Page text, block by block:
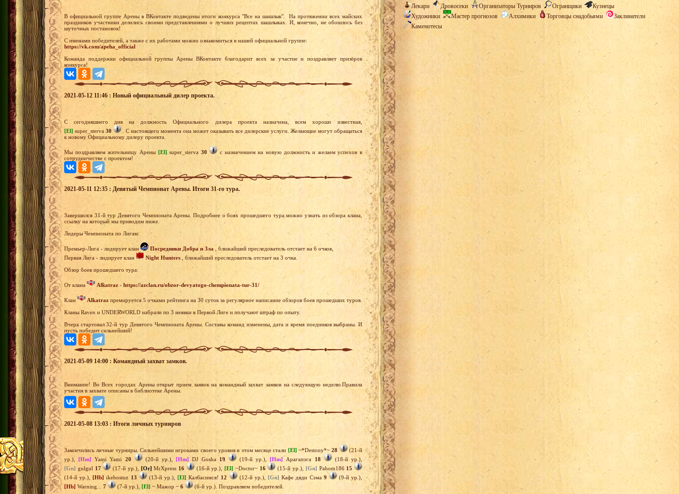
В официальной группе Арены в ВКонтакте подведены итоги конкурса "Все на шашлык". На протяжении всех майских
праздников участники делились своими представлениями о лучших рецептах шашлыках. И, конечно, не обошлось без
шуточных постановок!
С именами победителей, а также с их работами можно ознакомиться в нашей официальной группе:
https://vk.com/apeha_official
Команда поддержки официальной группы Арены ВКонтакте благодарит всех за участие и поздравляет призёров
конкурса!
2021-05-12 11:46 : Новый официальный дилер проекта.
С сегодняшнего дня на должность Официального дилера проекта назначена, всем хорошо известная,
[El] super_sterva 30
. С настоящего момента она может оказывать все дилерские услуги. Желающие могут обращаться
к новому Официальному дилеру проекта.
Мы поздравляем жительницу Арены [El] super_sterva 30
с назначением на новую должность и желаем успехов в
сотрудничестве с проектом!
2021-05-11 12:35 : Девятый Чемпионат Арены. Итоги 31-го тура.
Завершился 31-й тур Девятого Чемпионата Арены. Подробнее о боях прошедшего тура можно узнать из обзора клана,
ссылку на который мы приводим ниже.
Лидеры Чемпионата по Лигам:
Премьер-Лига - лидирует клан Посредники Добра и Зла , ближайший преследователь отстает на 6 очков,
Первая Лига - лидирует клан
Night Hunters , ближайший преследователь отстает на 3 очка.
Обзор боев прошедшего тура:
От клана Alkatraz - https://azclan.ru/obzor-devyatogo-chempionata-tur-31/
Клан Alkatraz премируется 5 очками рейтинга на 30 суток за регулярное написание обзоров боев прошедших туров.
Кланы Raven и UNDERWORLD набрали по 3 неявки в Первой Лиге и получают штраф по опыту.
Вчера стартовал 32-й тур Девятого Чемпионата Арены. Составы команд изменены, дата и время поединков выбраны. И
пусть победит сильнейший!
2021-05-09 14:00 : Командный захват замков.
Внимание! Во Всех городах Арены открыт прием заявок на командный захват замков на следующую неделю.Правила
участия в захвате описаны в библиотеке Арены.
2021-05-08 13:03 : Итоги личных турниров
Закончились личные турниры. Сильнейшими игроками своего уровня в этом месяце стали [El] ~*Destony*~28
(21-й
ур.),
[Hm] Yami Yami 20 (20-й ур.), [Hm] DJ Gosha 19 (19-й ур.), [Hm] Арагапэга 18
(18-й ур.),
[Gn] gulgul 17 (17-й ур.), [Or] MrXpress 16 (16-й ур.), [El] ~Doctor~ 16 (15-й ур.), [Gn] Pahom186 15
(14-й ур.),
[Hb] ikebostuz 13 (13-й ур.), [El] Калбасимся! 12 (12-й ур.), [Gn] Кафе дяди Сэма 9
(9-й ур.),
[Hb] Warning... 7 (7-й ур.), [El] ~ Мажор ~ 6
(6-й ур.). Поздравляем победителей.
Лекари
Дровосеки Организаторы Турниров Огранщики
Кузнецы
Художники
Мастер прогнозов Алхимики Торговцы снадобьями
Заклинатели
Каменотесы